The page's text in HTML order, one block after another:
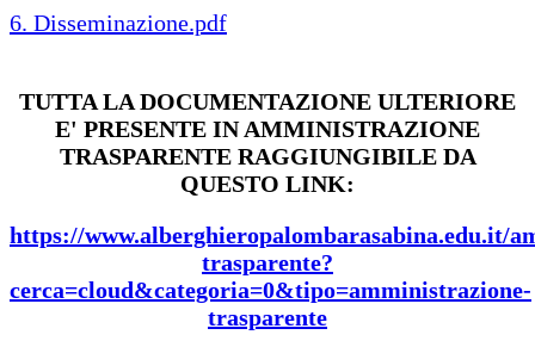
6. Disseminazione.pdf
TUTTA LA DOCUMENTAZIONE ULTERIORE
E' PRESENTE IN AMMINISTRAZIONE
TRASPARENTE RAGGIUNGIBILE DA
QUESTO LINK:
https://www.alberghieropalombarasabina.edu.it/
trasparente?
cerca=cloud&categoria=0&tipo=amministrazione-
trasparente